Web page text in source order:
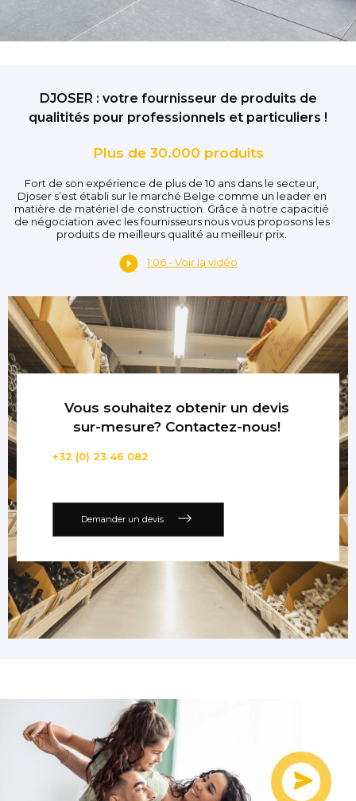
DJOSER : votre fournisseur de produits de
qualitités pour professionnels et particuliers !
Plus de 30.000 produits
Fort de son expérience de plus de 10 ans dans le secteur,
Djoser s’est établi sur le marché Belge comme un leader en
matière de matériel de construction. Grâce à notre capacitié
de négociation avec les fournisseurs nous vous proposons les
produits de meilleurs qualité au meilleur prix.
1:06 - Voir la vidéo
Vous souhaitez obtenir un devis
sur-mesure? Contactez-nous!
+32 (0) 23 46 082
Demander un devis